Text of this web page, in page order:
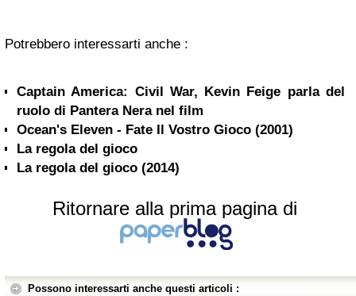
Potrebbero interessarti anche :
Captain America: Civil War, Kevin Feige parla del
ruolo di Pantera Nera nel film
Ocean's Eleven - Fate Il Vostro Gioco (2001)
La regola del gioco
La regola del gioco (2014)
Ritornare alla prima pagina di
Possono interessarti anche questi articoli :